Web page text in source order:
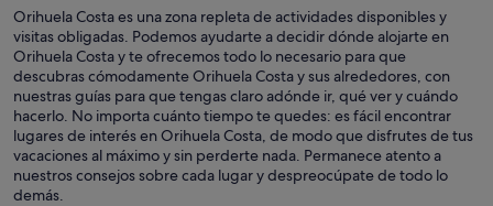
Orihuela Costa es una zona repleta de actividades disponibles y
visitas obligadas. Podemos ayudarte a decidir dónde alojarte en
Orihuela Costa y te ofrecemos todo lo necesario para que
descubras cómodamente Orihuela Costa y sus alrededores, con
nuestras guías para que tengas claro adónde ir, qué ver y cuándo
hacerlo. No importa cuánto tiempo te quedes: es fácil encontrar
lugares de interés en Orihuela Costa, de modo que disfrutes de tus
vacaciones al máximo y sin perderte nada. Permanece atento a
nuestros consejos sobre cada lugar y despreocúpate de todo lo
demás.